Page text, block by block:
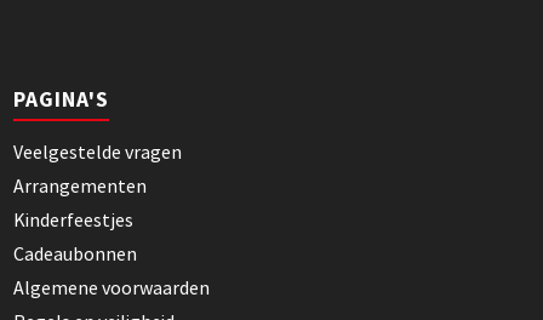
PAGINA'S
Veelgestelde vragen
Arrangementen
Kinderfeestjes
Cadeaubonnen
Algemene voorwaarden